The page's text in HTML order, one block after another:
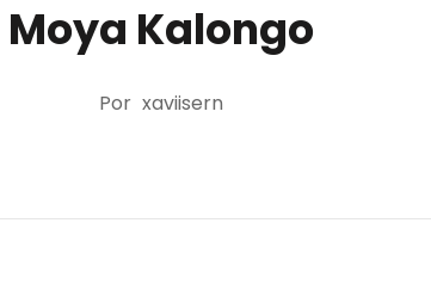
Moya Kalongo
Por xaviisern